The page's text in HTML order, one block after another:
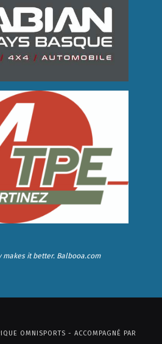
makes it better. Balbooa.com
OMNISPORTS - ACCOMPAGNÉ PAR